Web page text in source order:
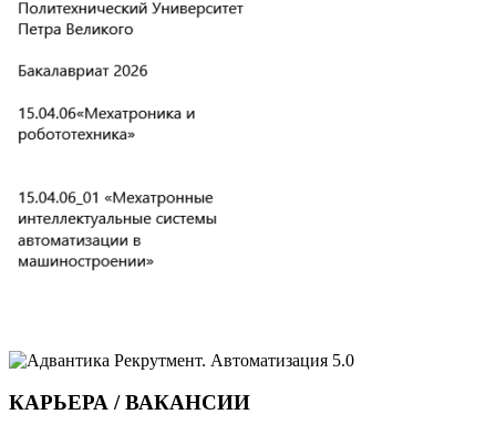
КАРЬЕРА / ВАКАНСИИ